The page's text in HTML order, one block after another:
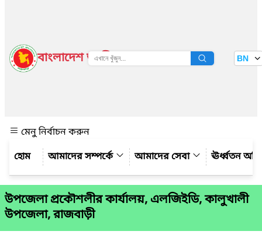
বাংলাদেশ জাতীয় তথ্য বাতায়ন BN
মেনু নির্বাচন করুন
আমাদের সম্পর্কে
আমাদের সেবা ঊর্ধ্বতন
উপজেলা প্রকৌশলীর কার্যালয়, এলজিইডি, কালুখালী
উপজেলা, রাজবাড়ী